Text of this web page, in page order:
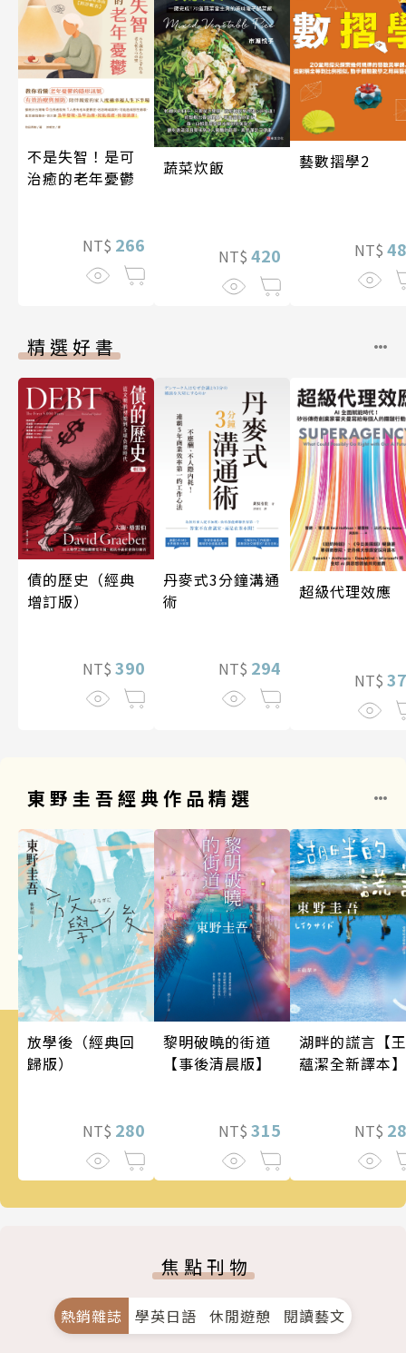
不是失智！是可
治癒的老年憂鬱
NT$ 266
蔬菜炊飯
NT$ 420
藝數摺學2
NT$
精選好書
債的歷史（經典
增訂版）
NT$ 390
丹麥式3分鐘溝通
術
NT$ 294
超級代理效應
NT$
東野圭吾經典作品精選
放學後（經典回
歸版）
NT$ 280
黎明破曉的街道
【事後清晨版】
NT$ 315
湖畔的謊言【王
蘊潔全新譯本】
NT$
焦點刊物
熱銷雜誌 學英日語 休閒遊憩 閱讀藝文